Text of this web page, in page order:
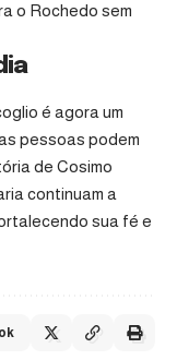
o Rochedo sem
é agora um
pessoas podem
de Cosimo
continuam a
sua fé e